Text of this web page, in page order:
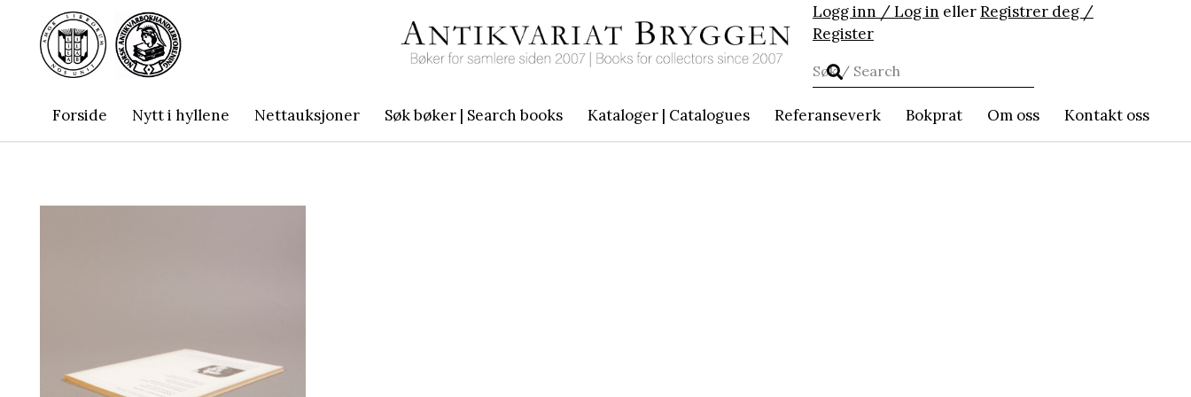
Logg inn / Log in ellerRegistrer deg /
Register
Forside Nytt i hyllene Nettauksjoner Søk bøker | Search books Kataloger | Catalogues Referanseverk Bokprat Om oss Kontakt oss